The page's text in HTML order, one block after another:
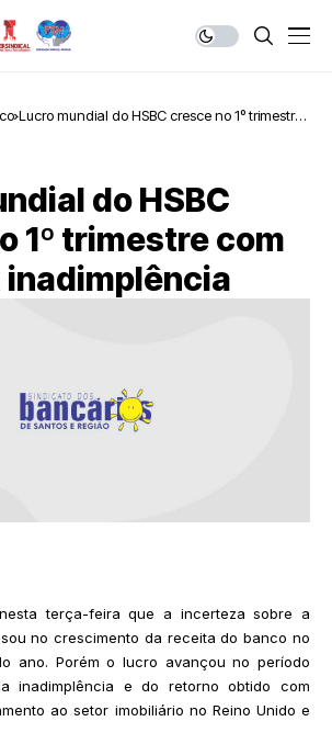
Lucro mundial do HSBC cresce no 1º trimestre
do HSBC
1º trimestre com
inadimplência
terça-feira que a incerteza sobre a
no crescimento da receita do banco no
ano. Porém o lucro avançou no período
inadimplência e do retorno obtido com
ao setor imobiliário no Reino Unido e